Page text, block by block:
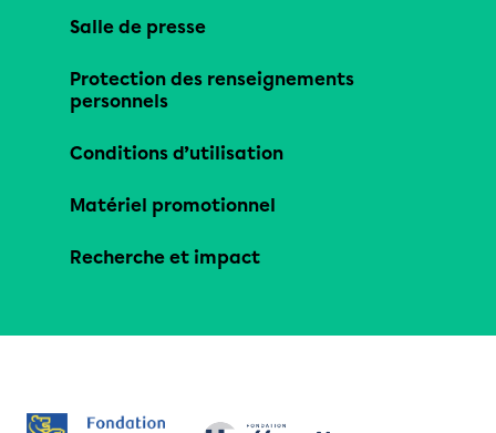
Salle de presse
Protection des renseignements
personnels
Conditions d’utilisation
Matériel promotionnel
Recherche et impact